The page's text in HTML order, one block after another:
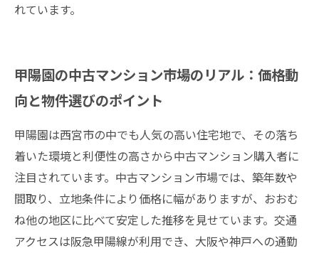
れています。
甲陽園の中古マンション市場のリアル：価格動
向と物件選びのポイント
甲陽園は西宮市の中でも人気の高い住宅地で、その落ち
着いた環境と利便性の高さから中古マンション購入者に
注目されています。中古マンション市場では、築年数や
間取り、立地条件により価格に幅がありますが、おおむ
ね他の地区に比べて安定した推移を見せています。交通
アクセスは阪急甲陽線が利用でき、大阪や神戸への通勤